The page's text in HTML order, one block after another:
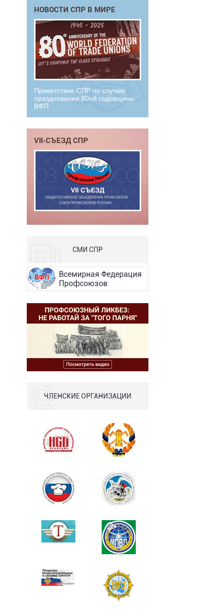
НОВОСТИ СПР В МИРЕ
Приветствие СПР по случаю
празднования 80ой годовщины
ВФП
VII-СЪЕЗД СПР
СМИ СПР
Всемирная Федерация
Профсоюзов
ЧЛЕНСКИЕ ОРГАНИЗАЦИИ